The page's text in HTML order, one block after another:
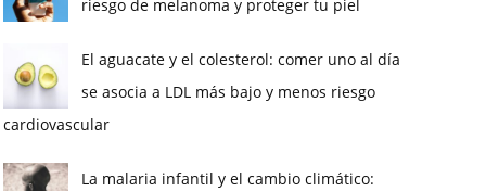
riesgo de melanoma y proteger tu piel
El aguacate y el colesterol: comer uno al día
se asocia a LDL más bajo y menos riesgo
cardiovascular
La malaria infantil y el cambio climático: